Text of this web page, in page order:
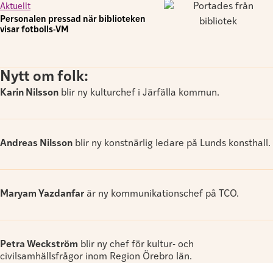
Aktuellt
Personalen pressad när biblioteken
visar fotbolls-VM
Nytt om folk:
Karin Nilsson blir ny kulturchef i Järfälla kommun.
Andreas Nilsson blir ny konstnärlig ledare på Lunds konsthall.
Maryam Yazdanfar är ny kommunikationschef på TCO.
Petra Weckström blir ny chef för kultur- och
civilsamhällsfrågor inom Region Örebro län.